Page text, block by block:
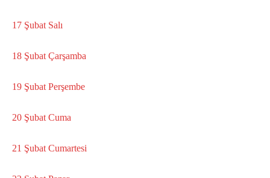
17 Şubat Salı
18 Şubat Çarşamba
19 Şubat Perşembe
20 Şubat Cuma
21 Şubat Cumartesi